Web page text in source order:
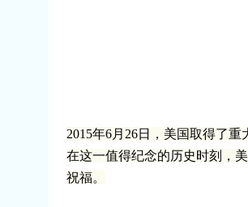
2015年6月26日，美国取得了
在这一值得纪念的历史时刻，
祝福。